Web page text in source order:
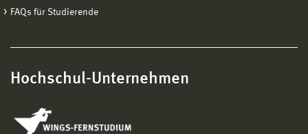
FAQs für Studierende
Hochschul-Unternehmen